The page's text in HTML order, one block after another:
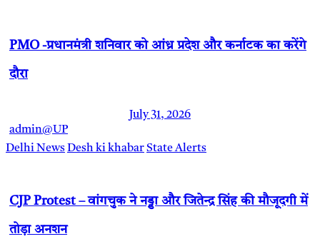
PMO -प्रधानमंत्री शनिवार को आंध्र प्रदेश और कर्नाटक का करेंगे
दौरा
July 31, 2026
admin@UP
Delhi NewsDesh ki khabarState Alerts
CJP Protest – वांगचुक ने नड्डा और जितेन्द्र सिंह की मौजूदगी में
तोड़ा अनशन